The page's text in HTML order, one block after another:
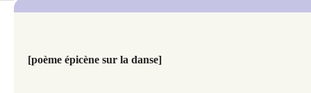
[poème épicène sur la danse]